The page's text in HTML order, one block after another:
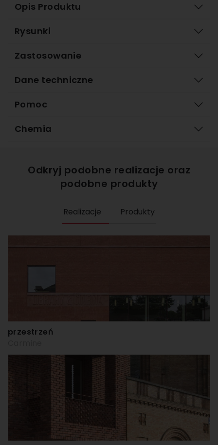
Opis Produktu
Rysunki
Zastosowanie
Dane techniczne
Pomoc
Chemia
Odkryj podobne realizacje oraz
podobne produkty
Realizacje Produkty
przestrzeń